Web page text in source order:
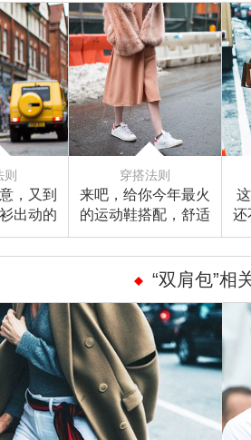
则
，又到
出动的
穿搭法则
来吧，给你今年最火
的运动鞋搭配，舒适
度实穿度立刻告诉
你！
还
“双肩包”相